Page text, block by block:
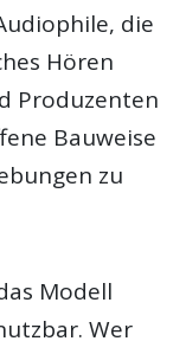
die
Hören
Produzenten
Bauweise
zu
Modell
Wer